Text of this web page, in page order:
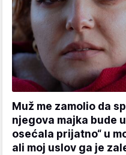
Muž me zamolio da
njegova majka bude
osećala prijatno“ u
ali moj uslov ga je